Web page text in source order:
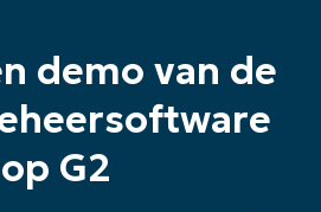
demo van de
op G2